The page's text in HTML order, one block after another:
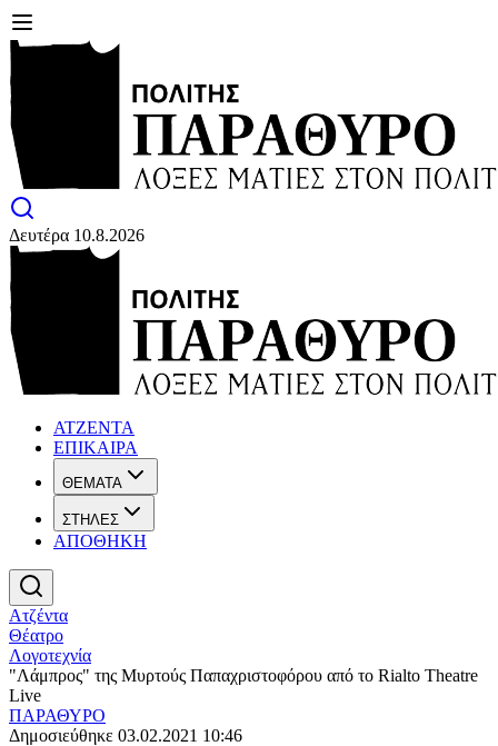
Δευτέρα 10.8.2026
ΑΤΖΕΝΤΑ
ΕΠΙΚΑΙΡΑ
ΘΕΜΑΤΑ
ΣΤΗΛΕΣ
ΑΠΟΘΗΚΗ
Ατζέντα
Θέατρο
Λογοτεχνία
"Λάμπρος" της Μυρτούς Παπαχριστοφόρου από το Rialto Theatre
Live
ΠΑΡΑΘΥΡΟ
Δημοσιεύθηκε 03.02.2021 10:46